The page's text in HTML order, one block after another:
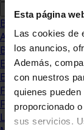
Esta página
Las cookies de
los anuncios,
Además,
con nuestros
quienes
proporcionado
sus servicios.
Blog
Abogacia
Business
Empleo &
Empresas
Finanzas
Formación &
Luxury